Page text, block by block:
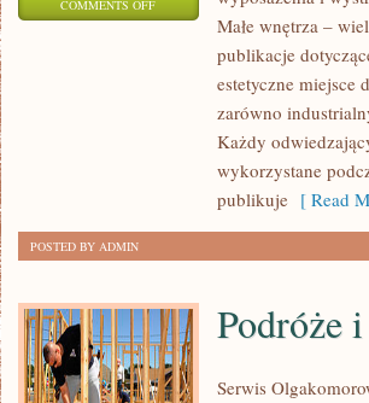
COMMENTS OFFON
PRAKTYCZNE
PORADNIKI
Małe wnętrza –
publikacje
estetyczne miejsce
zarówno
Każdy
wykorzystane
publikuje [ Read
POSTED BY ADMIN
Podróże
Serwis